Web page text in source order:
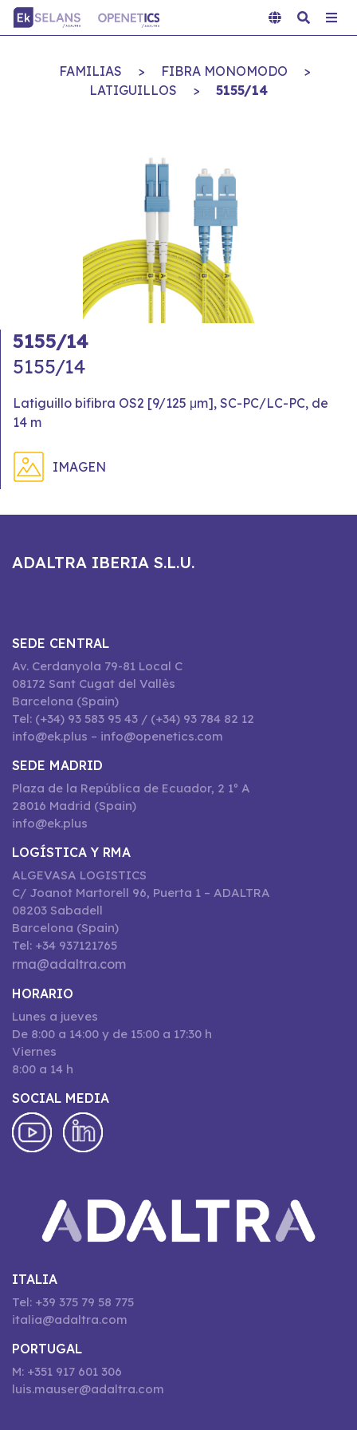
FAMILIAS > FIBRA MONOMODO
>
LATIGUILLOS
> 5155/14
5155/14
5155/14
Latiguillo bifibra OS2 [9/125 μm], SC-PC/LC-PC, de
14 m
IMAGEN
ADALTRA IBERIA S.L.U.
SEDE CENTRAL
Av. Cerdanyola 79-81 Local C
08172 Sant Cugat del Vallès
Barcelona (Spain)
Tel: (+34) 93 583 95 43 / (+34) 93 784 82 12
info@ek.plus – info@openetics.com
SEDE MADRID
Plaza de la República de Ecuador, 2 1º A
28016 Madrid (Spain)
info@ek.plus
LOGÍSTICA Y RMA
ALGEVASA LOGISTICS
C/ Joanot Martorell 96, Puerta 1 – ADALTRA
08203 Sabadell
Barcelona (Spain)
Tel: +34 937121765
rma@adaltra.com
HORARIO
Lunes a jueves
De 8:00 a 14:00 y de 15:00 a 17:30 h
Viernes
8:00 a 14 h
SOCIAL MEDIA
ITALIA
Tel: +39 375 79 58 775
italia@adaltra.com
PORTUGAL
M: +351 917 601 306
luis.mauser@adaltra.com